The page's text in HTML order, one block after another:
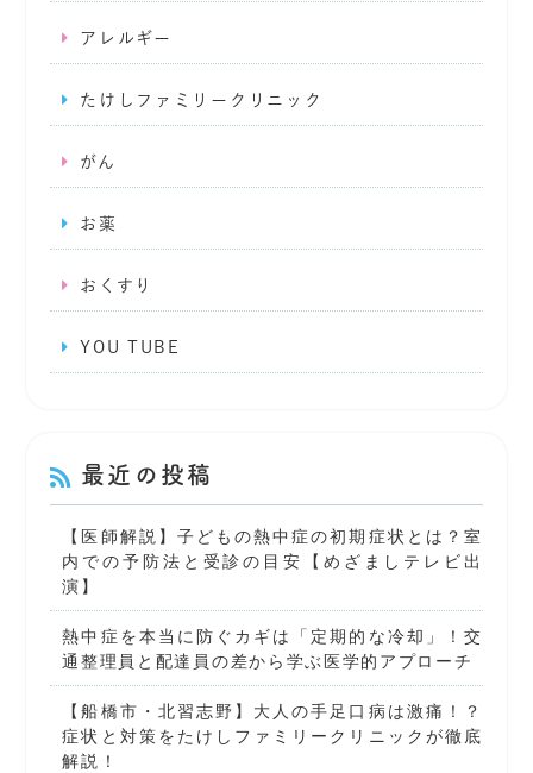
アレルギー
たけしファミリークリニック
がん
お薬
おくすり
YOU TUBE
最近の投稿
【医師解説】子どもの熱中症の初期症状とは？室
内での予防法と受診の目安【めざましテレビ出
演】
熱中症を本当に防ぐカギは「定期的な冷却」！交
通整理員と配達員の差から学ぶ医学的アプローチ
【船橋市・北習志野】大人の手足口病は激痛！？
症状と対策をたけしファミリークリニックが徹底
解説！